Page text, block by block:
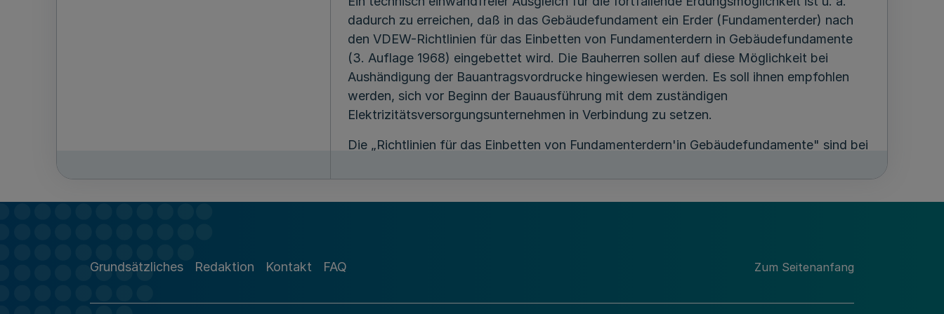
dadurch zu erreichen, daß in das Gebäudefundament ein Erder (Fundamenterder) nach
den VDEW-Richtlinien für das Einbetten von Fundamenterdern in Gebäudefundamente
(3. Auflage 1968) eingebettet wird. Die Bauherren sollen auf diese Möglichkeit bei
Aushändigung der Bauantragsvordrucke hingewiesen werden. Es soll ihnen empfohlen
werden, sich vor Beginn der Bauausführung mit dem zuständigen
Elektrizitätsversorgungsunternehmen in Verbindung zu setzen.
Die „Richtlinien für das Einbetten von Fundamenterdern'in Gebäudefundamente" sind bei
Frankfurt am Main, Stresemannallee 23, erschienen; eine gekürzte Fassung dieser
Richtlinien ist als HEA-Merkblatt M 5.2 -Fundamenterder - bei der Hauptberatungsstelle
1*70 (BGBL I ItIO S. 881).
Grundsätzliches Redaktion Kontakt FAQ Zum Seitenanfang